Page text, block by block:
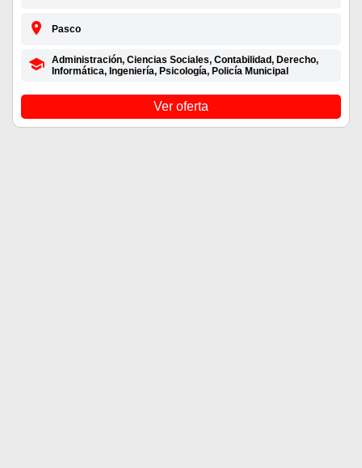
Pasco
Administración, Ciencias Sociales, Contabilidad, Derecho,
Informática, Ingeniería, Psicología, Policía Municipal
Ver oferta